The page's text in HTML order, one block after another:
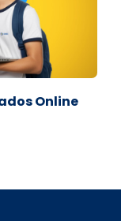
Online